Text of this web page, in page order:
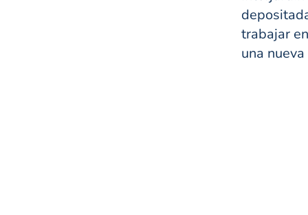
trabajar
una